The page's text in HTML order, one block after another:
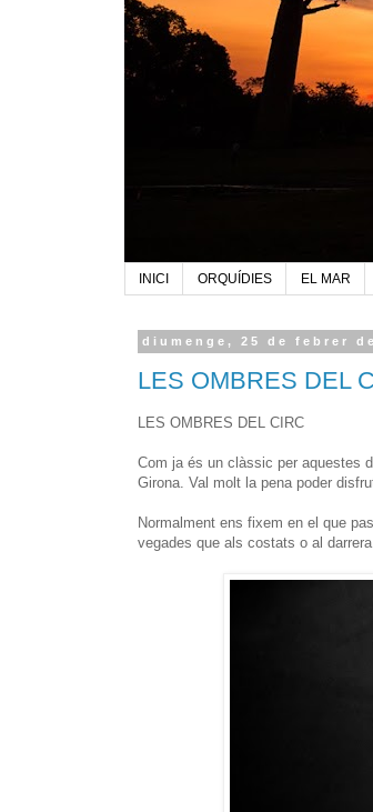
INICI ORQUÍDIES EL MAR
diumenge, 25 de febrer
LES OMBRES DEL
LES OMBRES DEL CIRC
Com ja és un clàssic per aquestes
Girona. Val molt la pena poder
Normalment ens fixem en el que
vegades que als costats o al